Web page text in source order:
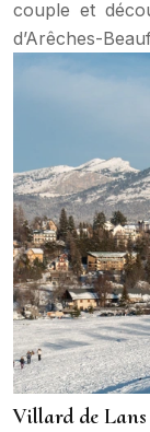
couple et
d’Arêches-
Villard de Lans